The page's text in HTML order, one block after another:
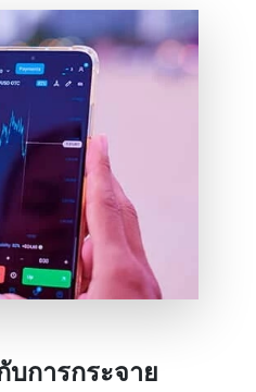
บการกระจาย